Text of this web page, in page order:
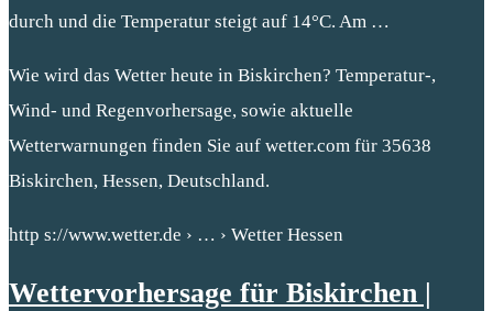
durch und die Temperatur steigt auf 14°C. Am …
Wie wird das Wetter heute in Biskirchen? Temperatur-,
Wind- und Regenvorhersage, sowie aktuelle
Wetterwarnungen finden Sie auf wetter.com für 35638
Biskirchen, Hessen, Deutschland.
http s://www.wetter.de › … › Wetter Hessen
Wettervorhersage für Biskirchen |